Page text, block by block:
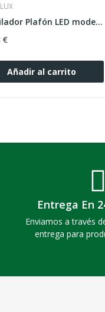
Ventilador Plafón LED modelo TAHITI blanco, 72...
€
Añadir al carrito
Entrega En
Enviamos a través
entrega para